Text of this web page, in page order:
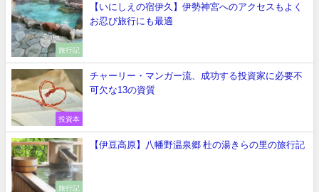
旅行記
【いにしえの宿伊久】伊勢神宮へのアクセスもよく
お忍び旅行にも最適
投資本
チャーリー・マンガー流、成功する投資家に必要不
可欠な13の資質
旅行記
【伊豆高原】八幡野温泉郷 杜の湯きらの里の旅行記